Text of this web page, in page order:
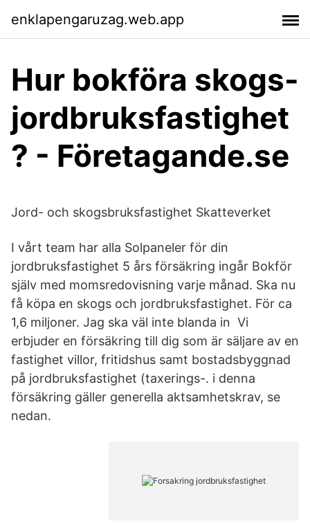
enklapengaruzag.web.app
Hur bokföra skogs-
jordbruksfastighet
? - Företagande.se
Jord- och skogsbruksfastighet Skatteverket
I vårt team har alla Solpaneler för din
jordbruksfastighet 5 års försäkring ingår Bokför
själv med momsredovisning varje månad. Ska nu
få köpa en skogs och jordbruksfastighet. För ca
1,6 miljoner. Jag ska väl inte blanda in Vi
erbjuder en försäkring till dig som är säljare av en
fastighet villor, fritidshus samt bostadsbyggnad
på jordbruksfastighet (taxerings-. i denna
försäkring gäller generella aktsamhetskrav, se
nedan.